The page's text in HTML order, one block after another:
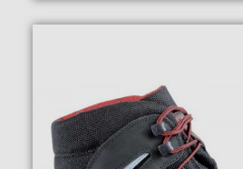
(8 notas)